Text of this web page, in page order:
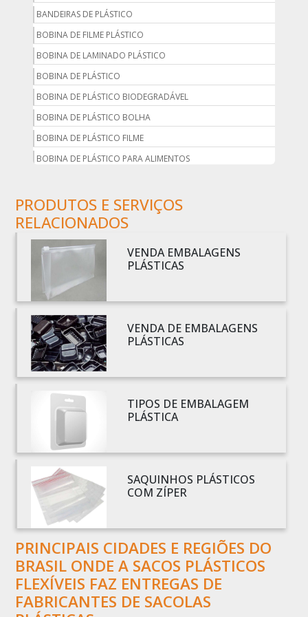
BANDEIRAS DE PLÁSTICO
BOBINA DE FILME PLÁSTICO
BOBINA DE LAMINADO PLÁSTICO
BOBINA DE PLÁSTICO
BOBINA DE PLÁSTICO BIODEGRADÁVEL
BOBINA DE PLÁSTICO BOLHA
BOBINA DE PLÁSTICO FILME
BOBINA DE PLÁSTICO PARA ALIMENTOS
BOBINA DE PLÁSTICO PRETO
BOBINA DE PLÁSTICO TRANSPARENTE
BOBINA DE SACO PLÁSTICO
BOBINA PLÁSTICA
BOBINA PLÁSTICA PARA ESTUFA
BOBINA PLÁSTICO
BOBINA PLÁSTICO BOLHA
BOBINA PLÁSTICO FILME
BOBINA PLÁSTICO SHRINK
BOBINAS EM PLÁSTICO BOLHA 1
BOBINAS PLÁSTICAS PARA EMBALAGENS
BOBINAS PLÁSTICAS PARA FABRICAR SACOLAS
BOBINAS PLÁSTICAS PERSONALIZADAS
BOBINAS PLÁSTICAS PICOTADAS
BOBINAS PLÁSTICAS RECICLADAS
BOBINAS PLÁSTICAS TÉCNICAS
CAIXA EMBALAGEM PLÁSTICA TRANSPARENTE
CAPA PLÁSTICA PARA DOCUMENTOS
CAPA PLÁSTICA PARA PALLET
PRODUTOS E SERVIÇOS
RELACIONADOS
VENDA EMBALAGENS
PLÁSTICAS
VENDA DE EMBALAGENS
PLÁSTICAS
TIPOS DE EMBALAGEM
PLÁSTICA
SAQUINHOS PLÁSTICOS
COM ZÍPER
PRINCIPAIS CIDADES E REGIÕES DO
BRASIL ONDE A SACOS PLÁSTICOS
FLEXÍVEIS FAZ ENTREGAS DE
FABRICANTES DE SACOLAS